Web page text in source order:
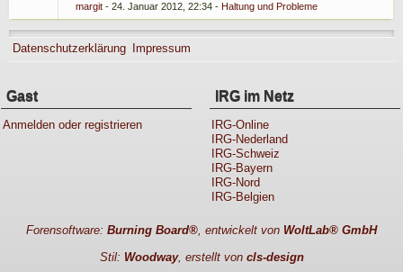
margit 24. Januar 2012, 22:34 Haltung und Probleme
Datenschutzerklärung Impressum
Gast
Anmelden oder registrieren
IRG im Netz
IRG-Online
IRG-Nederland
IRG-Schweiz
IRG-Bayern
IRG-Nord
IRG-Belgien
Forensoftware: Burning Board®, entwickelt von WoltLab® GmbH
Stil: Woodway, erstellt von cls-design